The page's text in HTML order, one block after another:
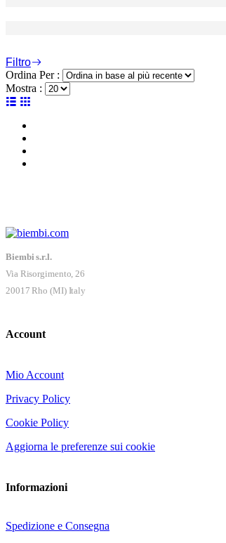
Filtro
Ordina Per :
Mostra :
Biembi s.r.l.
Via Risorgimento, 26
20017 Rho (MI) Italy
Account
Mio Account
Privacy Policy
Cookie Policy
Aggiorna le preferenze sui cookie
Informazioni
Spedizione e Consegna